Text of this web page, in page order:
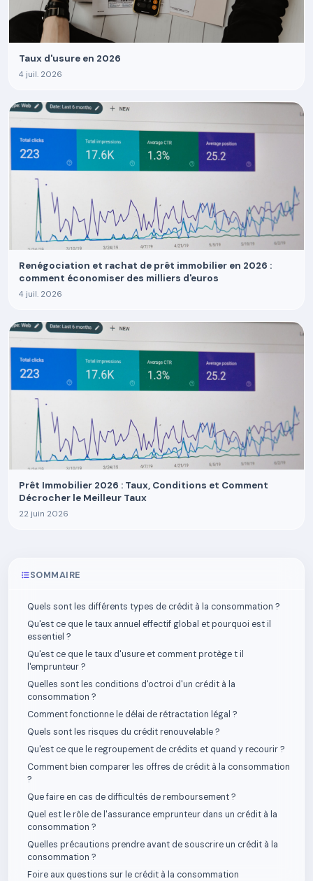
Taux d'usure en 2026
4 juil. 2026
Renégociation et rachat de prêt immobilier en 2026 :
comment économiser des milliers d'euros
4 juil. 2026
Prêt Immobilier 2026 : Taux, Conditions et Comment
Décrocher le Meilleur Taux
22 juin 2026
SOMMAIRE
Quels sont les différents types de crédit à la consommation ?
Qu'est ce que le taux annuel effectif global et pourquoi est il
essentiel ?
Qu'est ce que le taux d'usure et comment protège t il
l'emprunteur ?
Quelles sont les conditions d'octroi d'un crédit à la
consommation ?
Comment fonctionne le délai de rétractation légal ?
Quels sont les risques du crédit renouvelable ?
Qu'est ce que le regroupement de crédits et quand y recourir ?
Comment bien comparer les offres de crédit à la consommation
?
Que faire en cas de difficultés de remboursement ?
Quel est le rôle de l'assurance emprunteur dans un crédit à la
consommation ?
Quelles précautions prendre avant de souscrire un crédit à la
consommation ?
Foire aux questions sur le crédit à la consommation